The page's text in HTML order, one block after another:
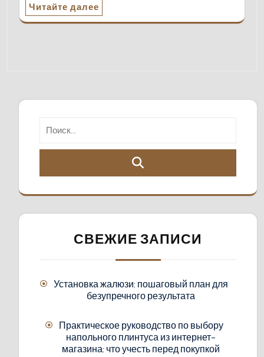
Читайте далее
СВЕЖИЕ ЗАПИСИ
Установка жалюзи: пошаговый план для
безупречного результата
Практическое руководство по выбору
напольного плинтуса из интернет-
магазина: что учесть перед покупкой